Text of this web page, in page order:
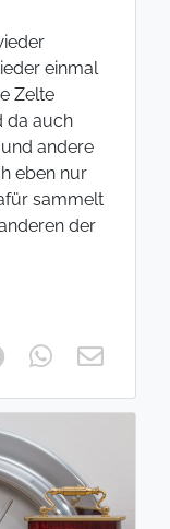
einmal
Zelte
da auch
andere
eben nur
sammelt
der